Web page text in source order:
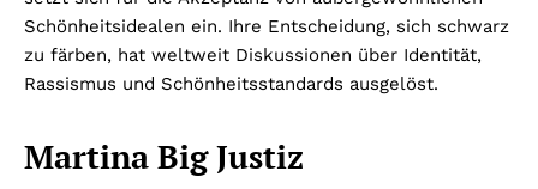
Schönheitsidealen ein. Ihre Entscheidung, sich schwarz
zu färben, hat weltweit Diskussionen über Identität,
Rassismus und Schönheitsstandards ausgelöst.
Martina Big Justiz